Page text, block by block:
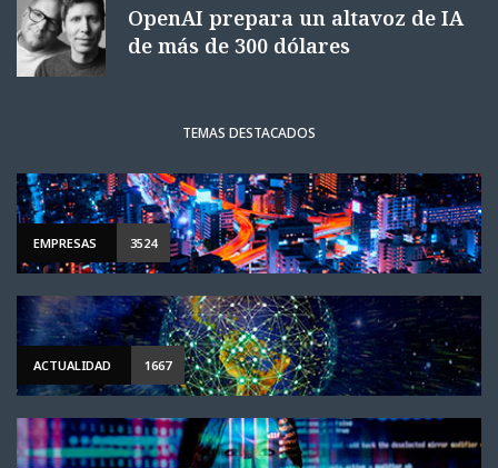
OpenAI prepara un altavoz de IA
de más de 300 dólares
TEMAS DESTACADOS
EMPRESAS 3524
ACTUALIDAD 1667